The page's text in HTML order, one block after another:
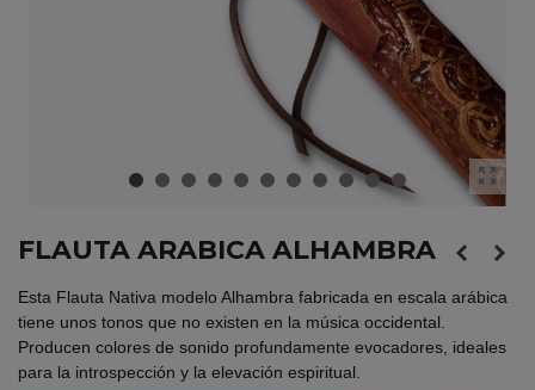
FLAUTA ARABICA ALHAMBRA
Esta Flauta Nativa modelo Alhambra fabricada en escala arábica
tiene unos tonos que no existen en la música occidental.
Producen colores de sonido profundamente evocadores, ideales
para la introspección y la elevación espiritual.